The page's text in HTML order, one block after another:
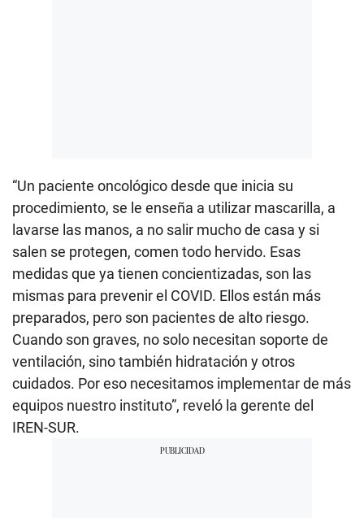
“Un paciente oncológico desde que inicia su
procedimiento, se le enseña a utilizar mascarilla, a
lavarse las manos, a no salir mucho de casa y si
salen se protegen, comen todo hervido. Esas
medidas que ya tienen concientizadas, son las
mismas para prevenir el COVID. Ellos están más
preparados, pero son pacientes de alto riesgo.
Cuando son graves, no solo necesitan soporte de
ventilación, sino también hidratación y otros
cuidados. Por eso necesitamos implementar de más
equipos nuestro instituto”, reveló la gerente del
IREN-SUR.